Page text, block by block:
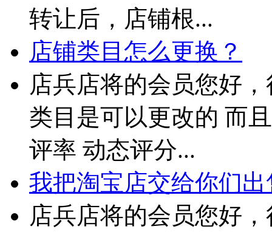
转让后，店铺根...
店铺类目怎么更换？
店兵店将的会员您好
类目是可以更改的 而
评率 动态评分...
我把淘宝店交给你们
店兵店将的会员您好